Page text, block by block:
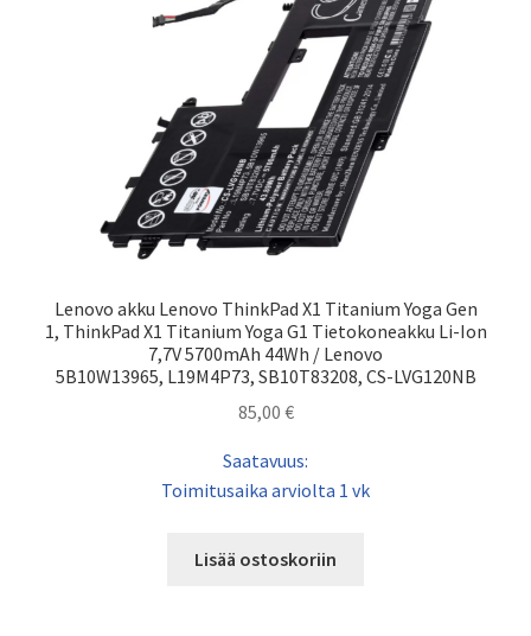
Lenovo akku Lenovo ThinkPad X1 Titanium Yoga Gen
1, ThinkPad X1 Titanium Yoga G1 Tietokoneakku Li-Ion
7,7V 5700mAh 44Wh / Lenovo
5B10W13965, L19M4P73, SB10T83208, CS-LVG120NB
85,00 €
Saatavuus:
Toimitusaika arviolta 1 vk
Lisää ostoskoriin